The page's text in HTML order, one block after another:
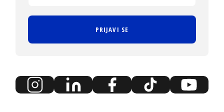
PRIJAVI SE